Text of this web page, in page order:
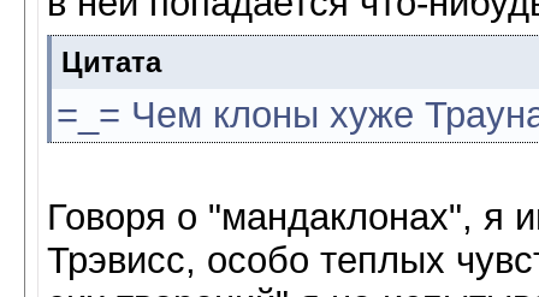
Цитата
=_= Чем клоны хуже
Говоря о "мандаклонах", я
Трэвисс, особо теплых